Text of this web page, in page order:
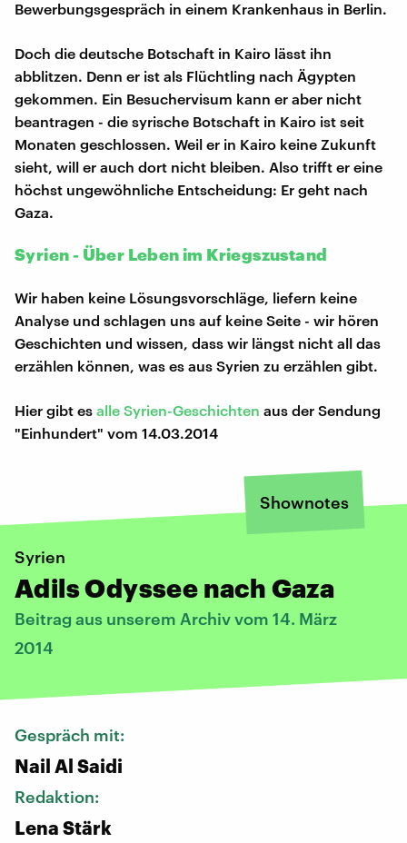
Bewerbungsgespräch in einem Krankenhaus in Berlin.
Doch die deutsche Botschaft in Kairo lässt ihn
abblitzen. Denn er ist als Flüchtling nach Ägypten
gekommen. Ein Besuchervisum kann er aber nicht
beantragen - die syrische Botschaft in Kairo ist seit
Monaten geschlossen. Weil er in Kairo keine Zukunft
sieht, will er auch dort nicht bleiben. Also trifft er eine
höchst ungewöhnliche Entscheidung: Er geht nach
Gaza.
Syrien - Über Leben im Kriegszustand
Wir haben keine Lösungsvorschläge, liefern keine
Analyse und schlagen uns auf keine Seite - wir hören
Geschichten und wissen, dass wir längst nicht all das
erzählen können, was es aus Syrien zu erzählen gibt.
Hier gibt es alle Syrien-Geschichten aus der Sendung
"Einhundert" vom 14.03.2014
Shownotes
Syrien
Adils Odyssee nach Gaza
Beitrag aus unserem Archiv vom 14. März
2014
Gespräch mit:
Nail Al Saidi
Redaktion:
Lena Stärk